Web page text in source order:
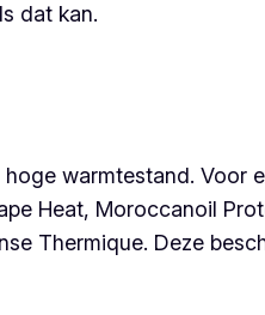
dat kan.
warmtestand. Voor
Heat, Moroccanoil
Thermique. Deze